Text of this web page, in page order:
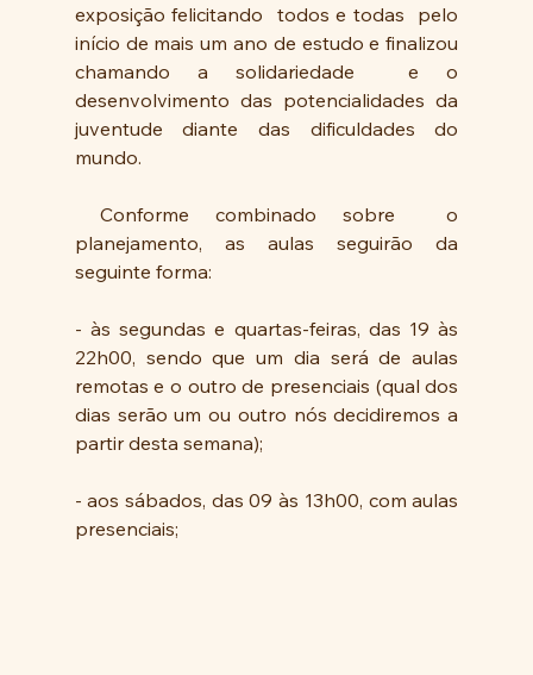
exposição felicitando  todos e todas  pelo
início de mais um ano de estudo e finalizou
chamando a solidariedade  e o
desenvolvimento das potencialidades da
juventude diante das dificuldades do
mundo.
Conforme combinado sobre  o
planejamento, as aulas seguirão da
seguinte forma:
- às segundas e quartas-feiras, das 19 às
22h00, sendo que um dia será de aulas
remotas e o outro de presenciais (qual dos
dias serão um ou outro nós decidiremos a
partir desta semana);
- aos sábados, das 09 às 13h00, com aulas
presenciais;